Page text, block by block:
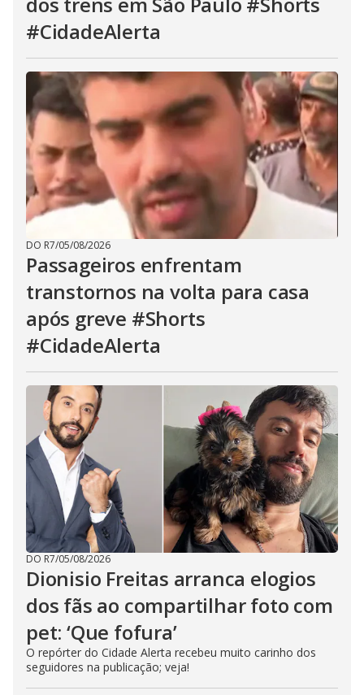
#CidadeAlerta
DO R7/05/08/2026
Passageiros enfrentam
transtornos na volta para casa
após greve #Shorts
#CidadeAlerta
DO R7/05/08/2026
Dionisio Freitas arranca elogios
dos fãs ao compartilhar foto com
pet: ‘Que fofura’
O repórter do Cidade Alerta recebeu muito carinho dos
seguidores na publicação; veja!